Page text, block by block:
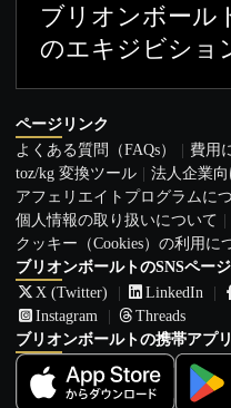
ブリオンボール
のエキジビショ
ページリンク
よくある質問（FAQs）
費用
toz/kg 変換ツール
法人企業
アフェリエイトプログラムに
個人情報の取り扱いについて
クッキー（Cookies）の利用に
ブリオンボールトのSNSペー
X (Twitter)
LinkedIn
Instagram
Threads
ブリオンボールトの携帯アプリ